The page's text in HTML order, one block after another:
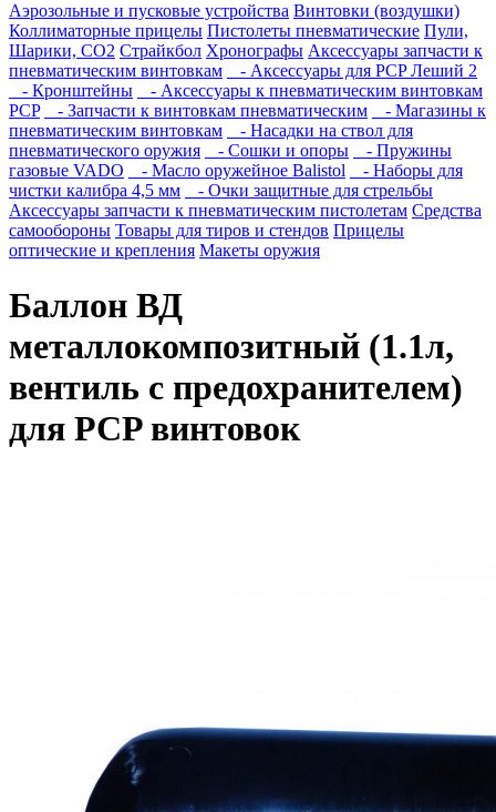
Аэрозольные и пусковые устройства Винтовки (воздушки)
Коллиматорные прицелы Пистолеты пневматические Пули,
Шарики, СО2 Страйкбол Хронографы Аксессуары запчасти к
пневматическим винтовкам
- Аксессуары для PCP Леший 2
- Кронштейны
- Аксессуары к пневматическим винтовкам
PCP
- Запчасти к винтовкам пневматическим
- Магазины к
пневматическим винтовкам
- Насадки на ствол для
пневматического оружия
- Сошки и опоры
- Пружины
газовые VADO
- Масло оружейное Balistol
- Наборы для
чистки калибра 4,5 мм
- Очки защитные для стрельбы
Аксессуары запчасти к пневматическим пистолетам Средства
самообороны Товары для тиров и стендов Прицелы
оптические и крепления Макеты оружия
Баллон ВД
металлокомпозитный (1.1л,
вентиль с предохранителем)
для PCP винтовок